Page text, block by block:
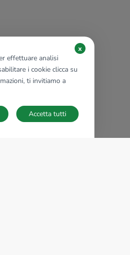
effettuare analisi
i cookie clicca su
ti invitiamo a
x
Accetta tutti